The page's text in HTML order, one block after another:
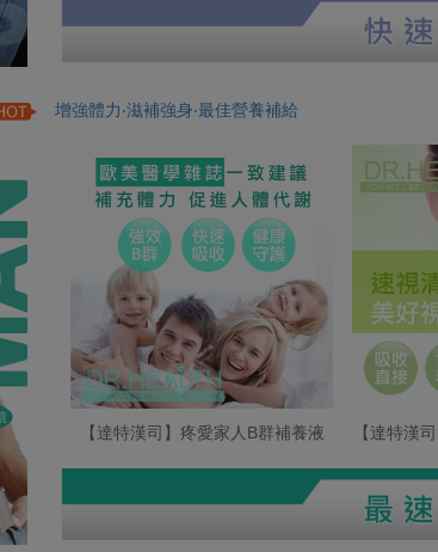
增強體力‧滋補強身‧最佳營養補給
【達特漢司】疼愛家人B群補養液 【達特漢